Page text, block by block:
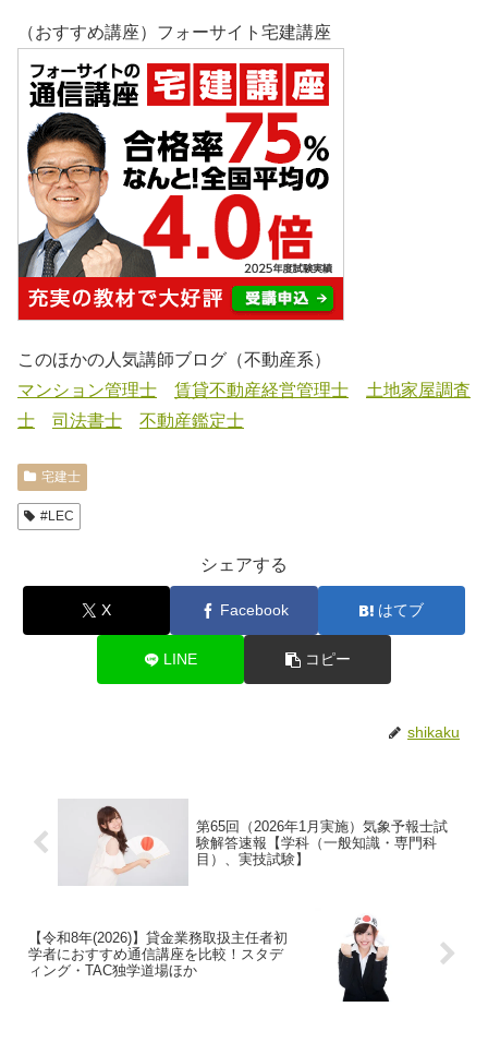
（おすすめ講座）フォーサイト宅建講座
このほかの人気講師ブログ（不動産系）
マンション管理士
賃貸不動産経営管理士
土地家屋調査
士
司法書士 不動産鑑定士
宅建士
#LEC
シェアする
X Facebook はてブ
LINE コピー
shikaku
第65回（2026年1月実施）気象予報士試
験解答速報【学科（一般知識・専門科
目）、実技試験】
【令和8年(2026)】貸金業務取扱主任者初
学者におすすめ通信講座を比較！スタデ
ィング・TAC独学道場ほか